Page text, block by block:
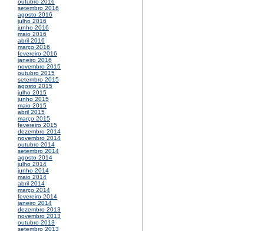
outubro 2016
setembro 2016
agosto 2016
julho 2016
junho 2016
maio 2016
abril 2016
março 2016
fevereiro 2016
janeiro 2016
novembro 2015
outubro 2015
setembro 2015
agosto 2015
julho 2015
junho 2015
maio 2015
abril 2015
março 2015
fevereiro 2015
dezembro 2014
novembro 2014
outubro 2014
setembro 2014
agosto 2014
julho 2014
junho 2014
maio 2014
abril 2014
março 2014
fevereiro 2014
janeiro 2014
dezembro 2013
novembro 2013
outubro 2013
setembro 2013